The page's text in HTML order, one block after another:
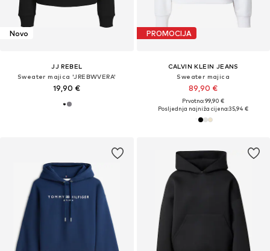
Novo
JJ REBEL
Sweater majica 'JREBWVERA'
19,90 €
PROMOCIJA
CALVIN KLEIN JEANS
Sweater majica
89,90 €
Prvotno: 99,90 €
Posljednja najniža cijena:35,94 €